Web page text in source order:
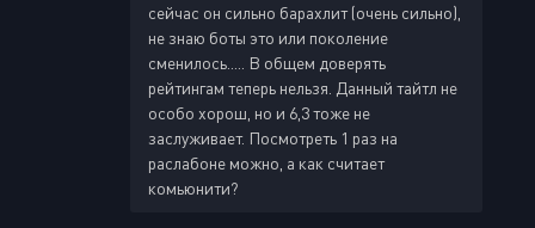
сейчас он сильно бараxлит (очень сильно),
не знаю боты это или поколение
сменилось..... В общем доверять
рейтингам теперь нельзя. Данный тайтл не
особо xорош, но и 6,3 тоже не
заслуживает. Посмотреть 1 раз на
раслабоне можно, а как считает
комьюнити?